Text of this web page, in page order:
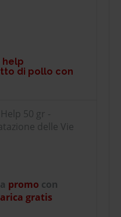
help
di pollo con
50 gr -
delle Vie
promo con
gratis